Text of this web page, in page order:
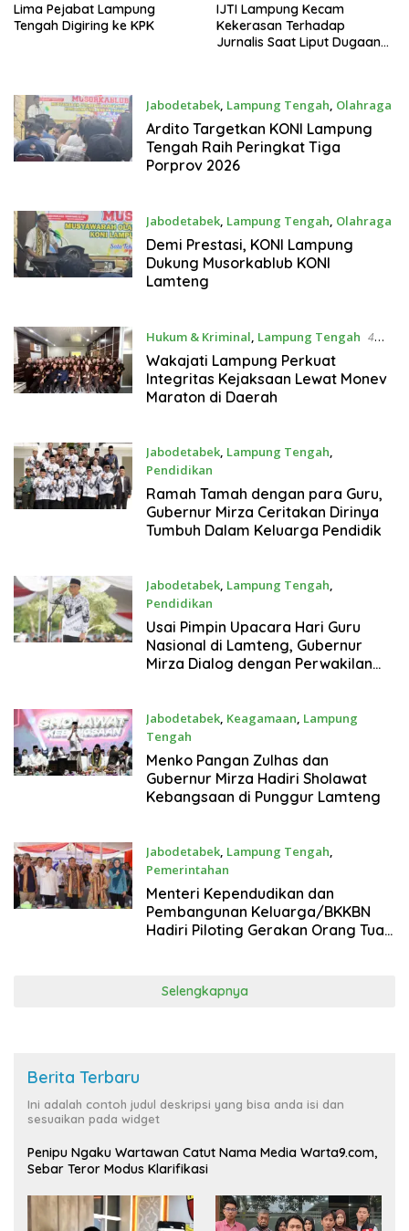
Lima Pejabat Lampung
Tengah Digiring ke KPK
IJTI Lampung Kecam
Kekerasan Terhadap
Jurnalis Saat Liput Dugaan
Jabodetabek, Lampung Tengah, Olahraga
6 Desember 2025
Ardito Targetkan KONI Lampung
Tengah Raih Peringkat Tiga
Porprov 2026
Jabodetabek, Lampung Tengah, Olahraga
6 Desember 2025
Demi Prestasi, KONI Lampung
Dukung Musorkablub KONI
Lamteng
Hukum & Kriminal, Lampung Tengah 4
Desember 2025
Wakajati Lampung Perkuat
Integritas Kejaksaan Lewat Monev
Maraton di Daerah
Jabodetabek, Lampung Tengah,
Pendidikan
25 November 2025
Ramah Tamah dengan para Guru,
Gubernur Mirza Ceritakan Dirinya
Tumbuh Dalam Keluarga Pendidik
Jabodetabek, Lampung Tengah,
Pendidikan
25 November 2025
Usai Pimpin Upacara Hari Guru
Nasional di Lamteng, Gubernur
Mirza Dialog dengan Perwakilan
Jabodetabek, Keagamaan, Lampung
Tengah
28 September 2025
Menko Pangan Zulhas dan
Gubernur Mirza Hadiri Sholawat
Kebangsaan di Punggur Lamteng
Jabodetabek, Lampung Tengah,
Pemerintahan
24 September 2025
Menteri Kependudikan dan
Pembangunan Keluarga/BKKBN
Hadiri Piloting Gerakan Orang Tua
Selengkapnya
Berita Terbaru
Ini adalah contoh judul deskripsi yang bisa anda isi dan
sesuaikan pada widget
Penipu Ngaku Wartawan Catut Nama Media Warta9.com,
Sebar Teror Modus Klarifikasi